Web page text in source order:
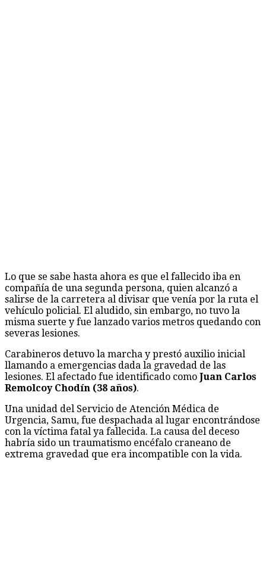
Lo que se sabe hasta ahora es que el fallecido iba en
compañía de una segunda persona, quien alcanzó a
salirse de la carretera al divisar que venía por la ruta el
vehículo policial. El aludido, sin embargo, no tuvo la
misma suerte y fue lanzado varios metros quedando con
severas lesiones.
Carabineros detuvo la marcha y prestó auxilio inicial
llamando a emergencias dada la gravedad de las
lesiones. El afectado fue identificado como Juan Carlos
Remolcoy Chodín (38 años).
Una unidad del Servicio de Atención Médica de
Urgencia, Samu, fue despachada al lugar encontrándose
con la víctima fatal ya fallecida. La causa del deceso
habría sido un traumatismo encéfalo craneano de
extrema gravedad que era incompatible con la vida.